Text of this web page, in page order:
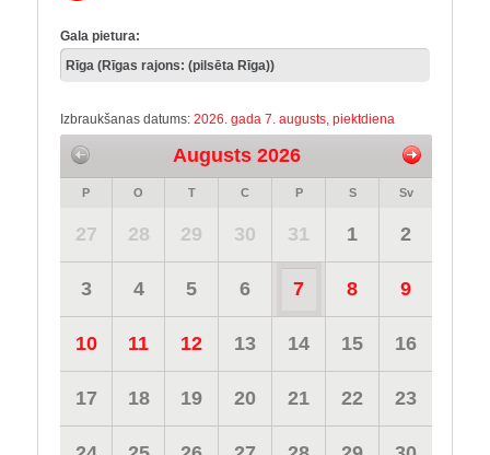
Gala pietura:
Izbraukšanas datums: 2026. gada 7. augusts, piektdiena
Augusts 2026
P O T C P S Sv
27 28 29 30 31 1 2
3 4 5 6 7 8 9
10 11 12 13 14 15 16
17 18 19 20 21 22 23